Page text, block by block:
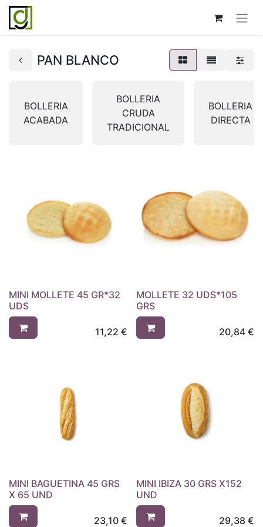
PAN BLANCO
BOLLERIA
ACABADA
BOLLERIA
CRUDA
TRADICIONAL
BOLLERIA
DIRECTA
MINI MOLLETE 45 GR*32
UDS
11,22 €
MOLLETE 32 UDS*105
GRS
20,84 €
MINI BAGUETINA 45 GRS
X 65 UND
23,10€
MINI IBIZA 30 GRS X152
UND
29,38 €